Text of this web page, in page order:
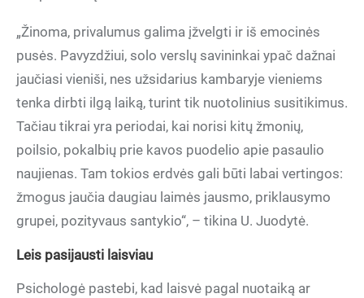
„Žinoma, privalumus galima įžvelgti ir iš emocinės
pusės. Pavyzdžiui, solo verslų savininkai ypač dažnai
jaučiasi vieniši, nes užsidarius kambaryje vieniems
tenka dirbti ilgą laiką, turint tik nuotolinius susitikimus.
Tačiau tikrai yra periodai, kai norisi kitų žmonių,
poilsio, pokalbių prie kavos puodelio apie pasaulio
naujienas. Tam tokios erdvės gali būti labai vertingos:
žmogus jaučia daugiau laimės jausmo, priklausymo
grupei, pozityvaus santykio“, – tikina U. Juodytė.
Leis pasijausti laisviau
Psichologė pastebi, kad laisvė pagal nuotaiką ar